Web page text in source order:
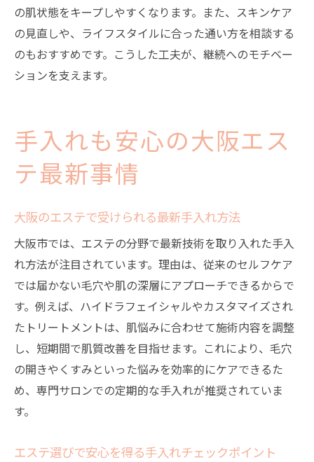
の肌状態をキープしやすくなります。また、スキンケア
の見直しや、ライフスタイルに合った通い方を相談する
のもおすすめです。こうした工夫が、継続へのモチベー
ションを支えます。
手入れも安心の大阪エス
テ最新事情
大阪のエステで受けられる最新手入れ方法
大阪市では、エステの分野で最新技術を取り入れた手入
れ方法が注目されています。理由は、従来のセルフケア
では届かない毛穴や肌の深層にアプローチできるからで
す。例えば、ハイドラフェイシャルやカスタマイズされ
たトリートメントは、肌悩みに合わせて施術内容を調整
し、短期間で肌質改善を目指せます。これにより、毛穴
の開きやくすみといった悩みを効率的にケアできるた
め、専門サロンでの定期的な手入れが推奨されていま
す。
エステ選びで安心を得る手入れチェックポイント